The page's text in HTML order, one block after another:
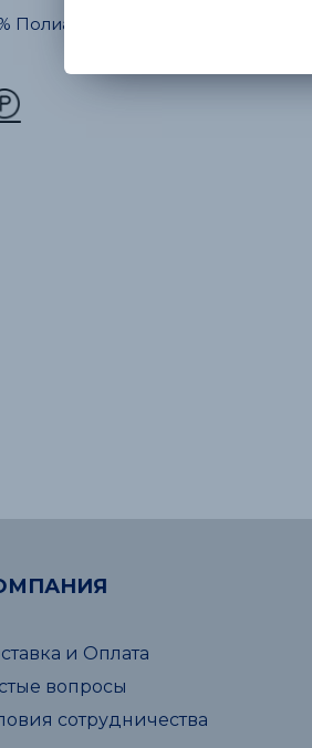
Полиамид
и Оплата
вопросы
сотрудничества